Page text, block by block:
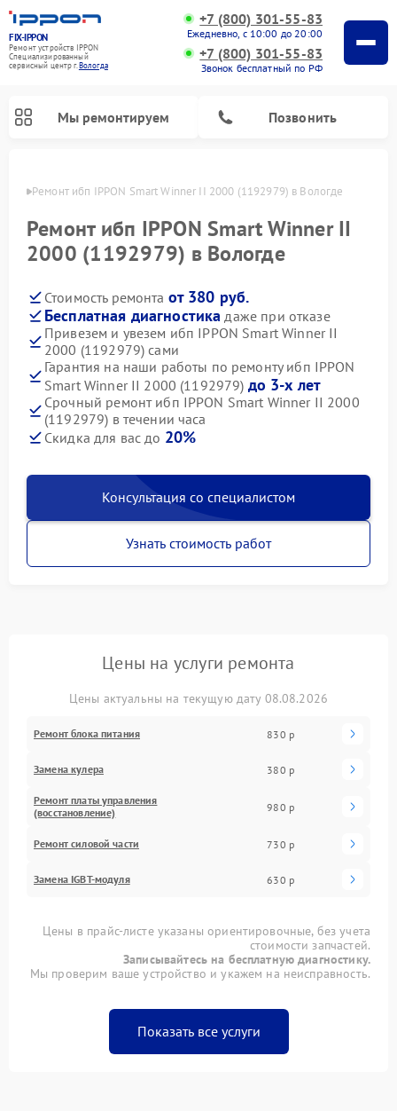
FIX-IPPON
Ремонт устройств IPPON
Специализированный
cервисный центр г.Вологда
+7 (800) 301-55-83
Ежедневно, с 10:00 до 20:00
+7 (800) 301-55-83
Звонок бесплатный по РФ
Мы ремонтируем Позвонить
Ремонт ибп IPPON Smart Winner II 2000 (1192979) в Вологде
Ремонт ибп IPPON Smart Winner II
2000 (1192979) в Вологде
Стоимость ремонта от 380 руб.
Бесплатная диагностика даже при отказе
Привезем и увезем ибп IPPON Smart Winner II
2000 (1192979) сами
Гарантия на наши работы по ремонту ибп IPPON
Smart Winner II 2000 (1192979) до 3-х лет
Срочный ремонт ибп IPPON Smart Winner II 2000
(1192979) в течении часа
Скидка для вас до 20%
Консультация со специалистом
Узнать стоимость работ
Цены на услуги ремонта
Цены актуальны на текущую дату 08.08.2026
Ремонт блока питания 830 р
Замена кулера 380 р
Ремонт платы управления
(восстановление)
980 р
Ремонт силовой части 730 р
Замена IGBT-модуля 630 р
Цены в прайс-листе указаны ориентировочные, без учета
стоимости запчастей.
Записывайтесь на бесплатную диагностику.
Мы проверим ваше устройство и укажем на неисправность.
Показать все услуги